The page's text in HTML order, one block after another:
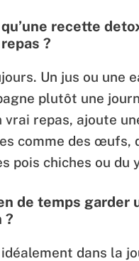
recette
?
Un jus ou une
plutôt une
vrai repas, ajoute
comme des œufs,
pois chiches ou du
de temps garder
?
dans la